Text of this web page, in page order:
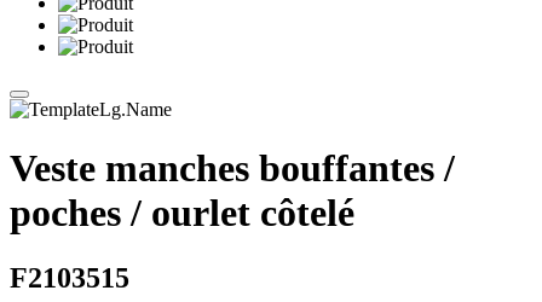
Veste manches bouffantes /
poches / ourlet côtelé
F2103515